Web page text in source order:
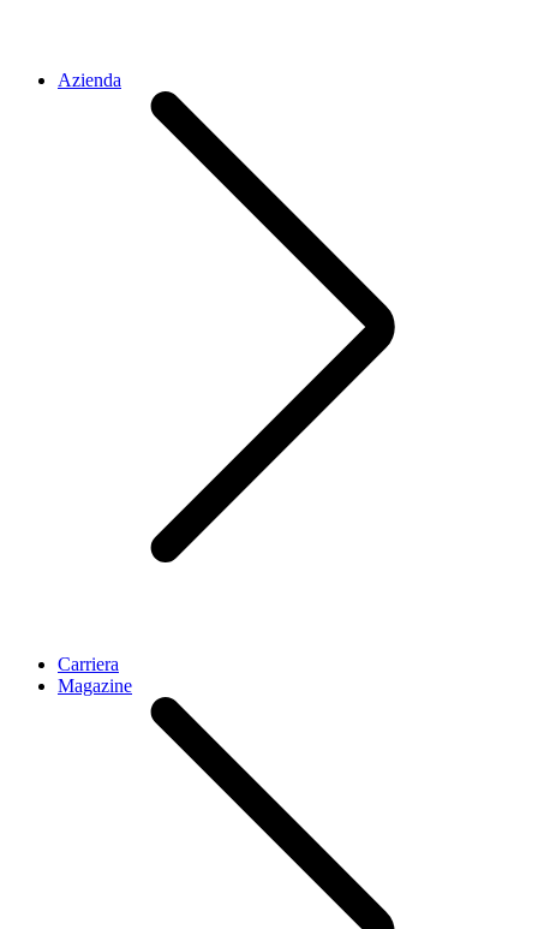
Azienda
Carriera
Magazine